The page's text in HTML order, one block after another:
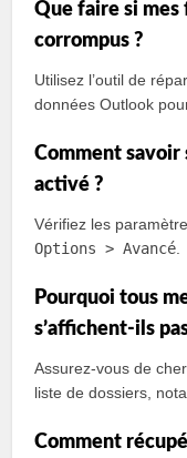
Que faire si mes
corrompus ?
Utilisez l’outil de
données Outlook
Comment savoir
activé ?
Vérifiez les
Options > Avancé
Pourquoi tous
s’affichent-ils
Assurez-vous de
liste de dossiers,
Comment